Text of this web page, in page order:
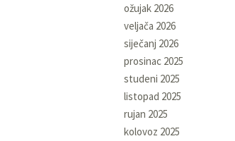
ožujak 2026
veljača 2026
siječanj 2026
prosinac 2025
studeni 2025
listopad 2025
rujan 2025
kolovoz 2025